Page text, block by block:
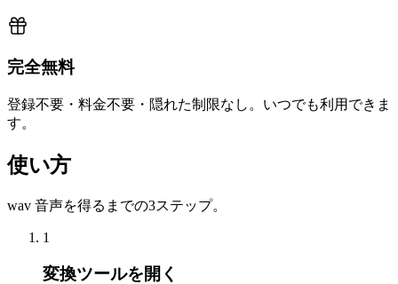
完全無料
登録不要・料金不要・隠れた制限なし。いつでも利用できま
す。
使い方
wav 音声を得るまでの3ステップ。
1
変換ツールを開く